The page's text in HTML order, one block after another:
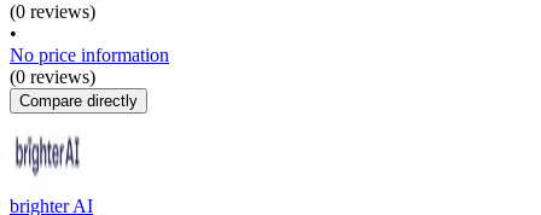
(0 reviews)
•
No price information
(0 reviews)
Compare directly
brighter AI